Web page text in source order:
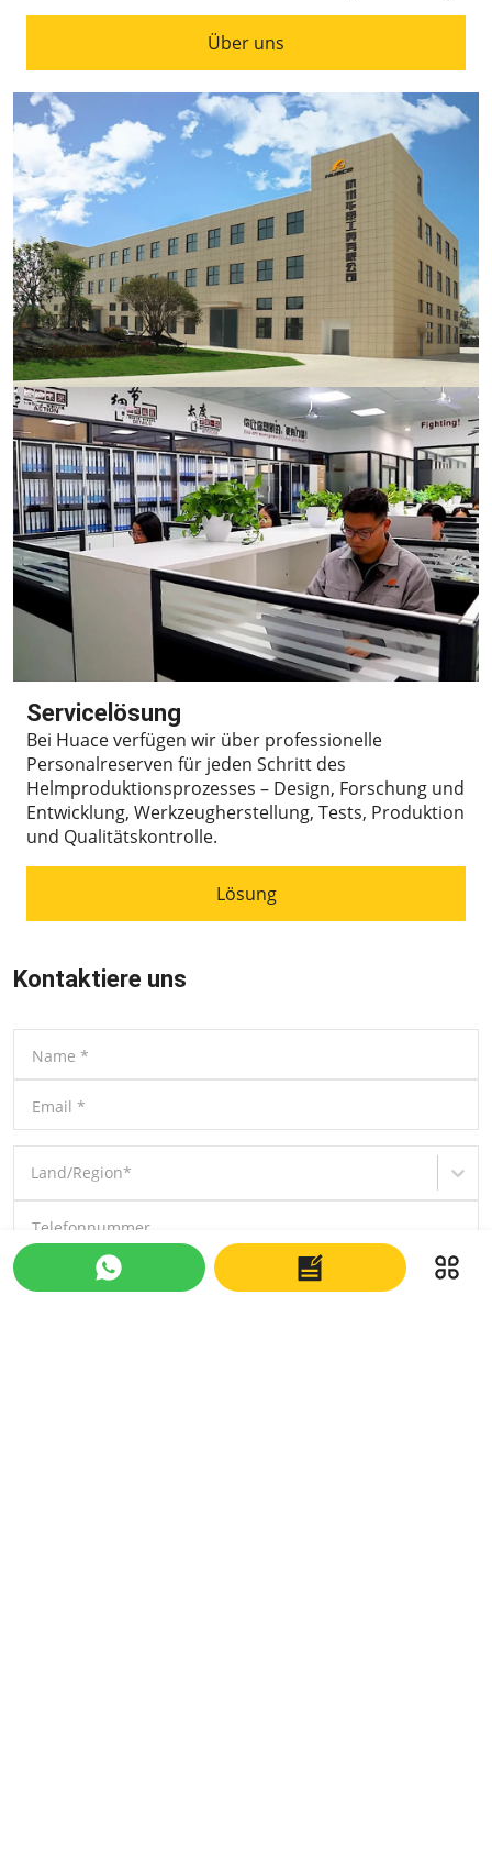
Über uns
Servicelösung
Bei Huace verfügen wir über professionelle
Personalreserven für jeden Schritt des
Helmproduktionsprozesses – Design, Forschung und
Entwicklung, Werkzeugherstellung, Tests, Produktion
und Qualitätskontrolle.
Lösung
Kontaktiere uns
Name *
Email *
Land/Region*
Telefonnummer
Nachricht*